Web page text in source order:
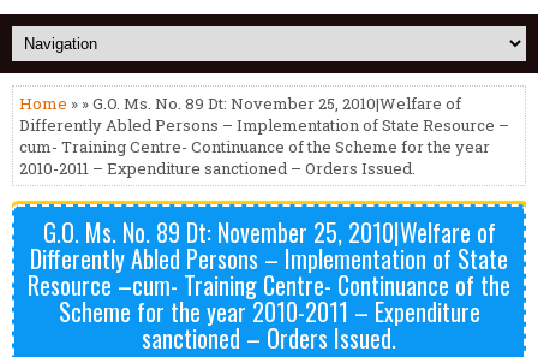
Home » » G.O. Ms. No. 89 Dt: November 25, 2010|Welfare of
Differently Abled Persons – Implementation of State Resource –
cum- Training Centre- Continuance of the Scheme for the year
2010-2011 – Expenditure sanctioned – Orders Issued.
G.O. Ms. No. 89 Dt: November 25, 2010|Welfare of
Differently Abled Persons – Implementation of State
Resource –cum- Training Centre- Continuance of the
Scheme for the year 2010-2011 – Expenditure
sanctioned – Orders Issued.